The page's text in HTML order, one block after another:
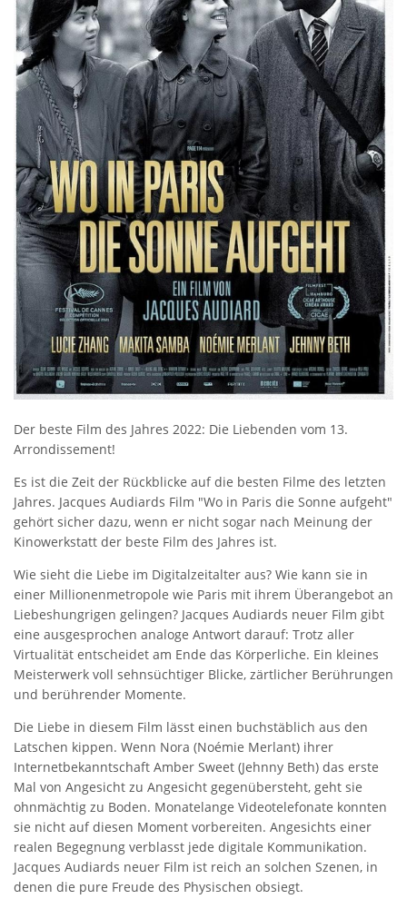
Der beste Film des Jahres 2022: Die Liebenden vom 13.
Arrondissement!
Es ist die Zeit der Rückblicke auf die besten Filme des letzten
Jahres. Jacques Audiards Film "Wo in Paris die Sonne aufgeht"
gehört sicher dazu, wenn er nicht sogar nach Meinung der
Kinowerkstatt der beste Film des Jahres ist.
Wie sieht die Liebe im Digitalzeitalter aus? Wie kann sie in
einer Millionenmetropole wie Paris mit ihrem Überangebot an
Liebeshungrigen gelingen? Jacques Audiards neuer Film gibt
eine ausgesprochen analoge Antwort darauf: Trotz aller
Virtualität entscheidet am Ende das Körperliche. Ein kleines
Meisterwerk voll sehnsüchtiger Blicke, zärtlicher Berührungen
und berührender Momente.
Die Liebe in diesem Film lässt einen buchstäblich aus den
Latschen kippen. Wenn Nora (Noémie Merlant) ihrer
Internetbekanntschaft Amber Sweet (Jehnny Beth) das erste
Mal von Angesicht zu Angesicht gegenübersteht, geht sie
ohnmächtig zu Boden. Monatelange Videotelefonate konnten
sie nicht auf diesen Moment vorbereiten. Angesichts einer
realen Begegnung verblasst jede digitale Kommunikation.
Jacques Audiards neuer Film ist reich an solchen Szenen, in
denen die pure Freude des Physischen obsiegt.